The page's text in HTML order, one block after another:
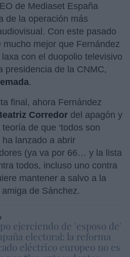
de Mediaset España
de la operación más
Con este pasado
mejor que Fernández
con el duopolio televisivo
presidencia de la CNMC,
.
final, ahora Fernández
Corredor del apagón y
de que ‘todos son
ha lanzado a abrir
(ya va por 66… y la lista
todos, incluso uno contra
mantener a salvo a la
de Sánchez.
ejerciendo de 'esposo de'
electoral: la reforma
eléctrico europeo no es